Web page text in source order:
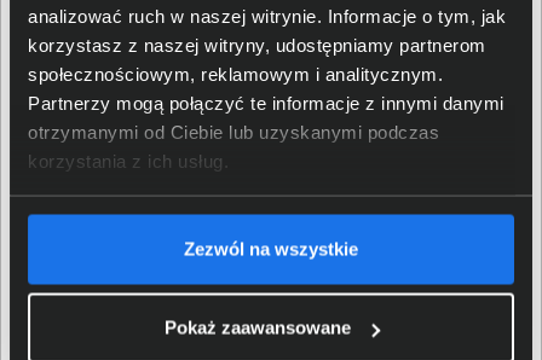
analizować ruch w naszej witrynie. Informacje o tym, jak
korzystasz z naszej witryny, udostępniamy partnerom
społecznościowym, reklamowym i analitycznym.
Partnerzy mogą połączyć te informacje z innymi danymi
otrzymanymi od Ciebie lub uzyskanymi podczas
korzystania z ich usług.
Zezwól na wszystkie
Pokaż zaawansowane
narzędziami sztucznej inteligencji, frameworkami
machine learning oraz środowiskami
programistycznymi. System zapewnia stabilność, pełną
integrację z ekosystemem NVIDIA AI oraz uproszczone
zarządzanie infrastrukturą.